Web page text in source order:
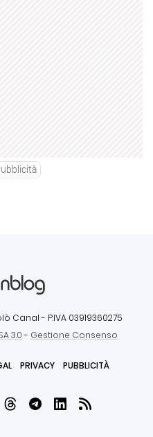
Canal - P.IVA 03919360275
3.0- Gestione Consenso
PRIVACY PUBBLICITÀ